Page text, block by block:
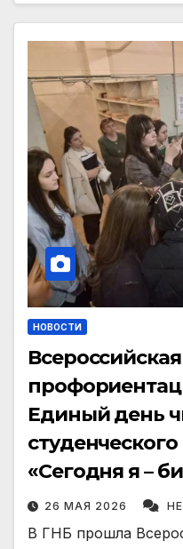
НОВОСТИ
Всероссийская
Единый день
«Сегодня я –
26 МАЯ 2026
В ГНБ прошла